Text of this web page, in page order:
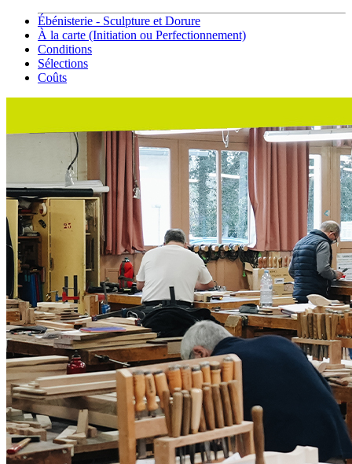
Ébénisterie - Sculpture et Dorure
À la carte (Initiation ou Perfectionnement)
Conditions
Sélections
Coûts